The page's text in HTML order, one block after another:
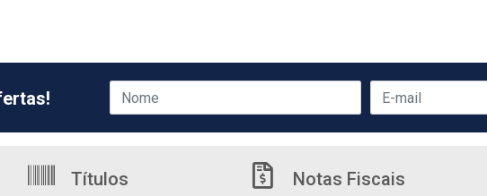
Títulos Notas Fiscais